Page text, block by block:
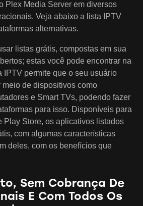
Plex Media Server em diversos
Veja abaixo a lista IPTV
alternativas.
listas grátis, compostas em sua
estas você pode encontrar na
IPTV permite que o seu usuário
de dispositivos como
e Smart TVs, podendo fazer
para isso. Disponíveis para
Play Store, os aplicativos listados
com algumas características
deles, com os benefícios que
Sem Cobrança De
E Com Todos Os